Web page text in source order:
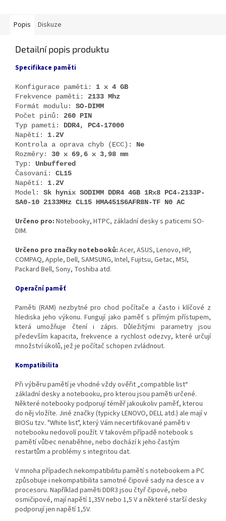
Popis Diskuze
Detailní popis produktu
Specifikace paměti
Konfigurace paměti: 1 x 4 GB
Frekvence paměti: 2133 Mhz
Formát modulu: SO-DIMM
Počet pinů: 260 PIN
Typ pameti: DDR4, PC4-17000
Napětí: 1.2V
Kontrola a oprava chyb (ECC): Ne
Rozměry: 30 x 69,6 x 3,98 mm
Typ: Unbuffered
Časovaní: CL15
Napětí: 1.2V
Model: Sk hynix SODIMM DDR4 4GB 1Rx8 PC4-2133P-
SA0-10 2133MHz CL15 HMA451S6AFR8N-TF N0 AC
Určeno pro: Notebooky, HTPC, základní desky s paticemi SO-
DIM.
Určeno pro značky notebooků: Acer, ASUS, Lenovo, HP,
COMPAQ, Apple, Dell, SAMSUNG, Intel, Fujitsu, Getac, MSI,
Packard Bell, Sony, Toshiba atd.
Operační paměť
Paměti (RAM) nezbytné pro chod počítače a často i klíčové z
hlediska jeho výkonu. Fungují jako paměť s přímým přístupem,
která umožňuje čtení i zápis. Důležitými parametry jsou
především kapacita, frekvence a rychlost odezvy, které určují
množství úkolů, jež je počítač schopen zvládnout.
Kompatibilita
Při výběru pamětí je vhodné vždy ověřit „compatible list“
základní desky a notebooku, pro kterou jsou paměti určené.
Některé notebooky podporují téměř jakoukoliv paměť, kterou
do něj vložíte. Jiné značky (typicky LENOVO, DELL atd.) ale mají v
BIOSu tzv. "White list", který Vám necertifikované paměti v
notebooku nedovolí použít. V takovém případě notebook s
pamětí vůbec nenaběhne, nebo dochází k jeho častým
restartům a problémy s integritou dat.
V mnoha případech nekompatibilitu pamětí s notebookem a PC
způsobuje i nekompatibilita samotné čipové sady na desce a v
procesoru. Například paměti DDR3 jsou čtyř čipové, nebo
osmičipové, mají napětí 1,35V nebo 1,5 V a některé starší desky
podporují jen napětí 1,5V.